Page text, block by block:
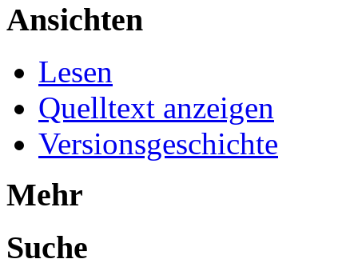
Ansichten
Lesen
Quelltext anzeigen
Versionsgeschichte
Mehr
Suche